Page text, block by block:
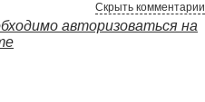
Скрыть комментарии
авторизоваться на